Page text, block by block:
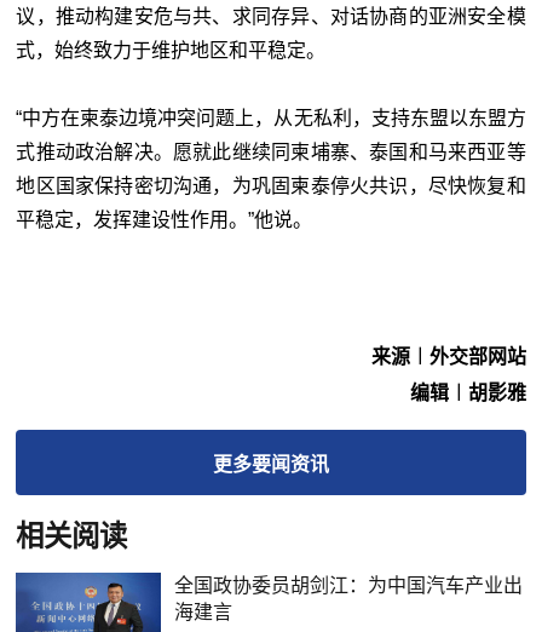
议，推动构建安危与共、求同存异、对话协商的亚洲安全模
式，始终致力于维护地区和平稳定。
“中方在柬泰边境冲突问题上，从无私利，支持东盟以东盟方
式推动政治解决。愿就此继续同柬埔寨、泰国和马来西亚等
地区国家保持密切沟通，为巩固柬泰停火共识，尽快恢复和
平稳定，发挥建设性作用。”他说。
来源︱外交部网站
编辑︱胡影雅
更多要闻资讯
相关阅读
全国政协委员胡剑江：为中国汽车产业出
海建言